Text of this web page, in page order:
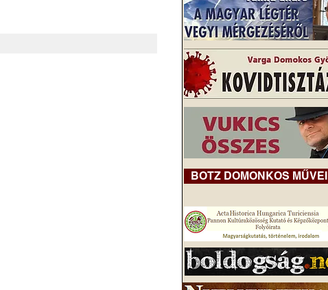
BOTZ DOMONKOS MŰVEI